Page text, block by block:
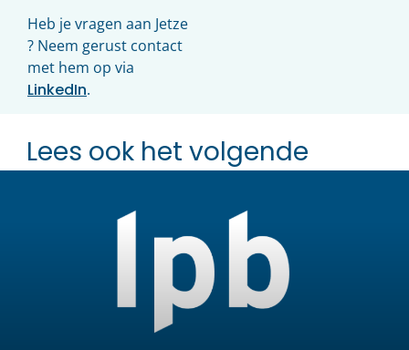
Heb je vragen aan Jetze
? Neem gerust contact
met hem op via
LinkedIn.
Lees ook het volgende